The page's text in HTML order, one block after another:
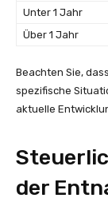
Unter 1 Jahr
Über 1 Jahr
Beachten Sie,
spezifische
aktuelle
der